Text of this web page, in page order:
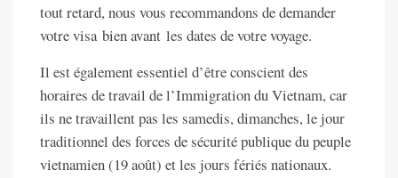
tout retard, nous vous recommandons de demander
votre visa bien avant les dates de votre voyage.
Il est également essentiel d’être conscient des
horaires de travail de l’Immigration du Vietnam, car
ils ne travaillent pas les samedis, dimanches, le jour
traditionnel des forces de sécurité publique du peuple
vietnamien (19 août) et les jours fériés nationaux.